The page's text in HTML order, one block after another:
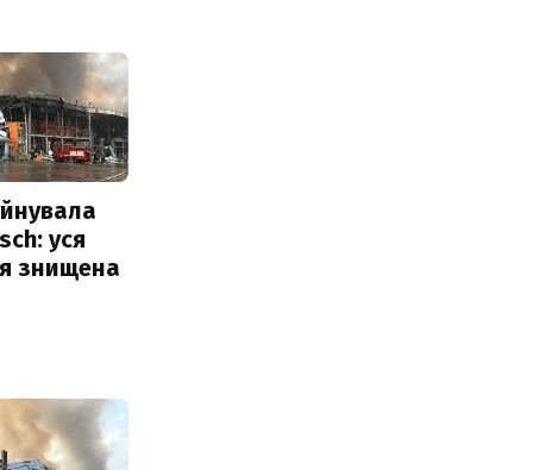
уся
знищена